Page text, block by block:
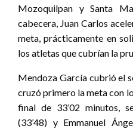
Mozoquilpan y Santa
cabecera, Juan Carlos
meta, prácticamente en
los atletas que cubrían la
Mendoza García cubrió el
cruzó primero la meta con
final de 33’02 minutos,
(33’48) y Emmanuel